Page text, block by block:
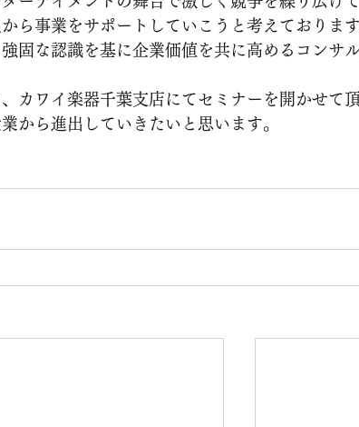
ら事業をサポートしていこうと考えておりま
固な認識を基に企業価値を共に高めるコンサ
カワイ楽器千葉支店にてセミナーを開かせて
から進出していきたいと思います。